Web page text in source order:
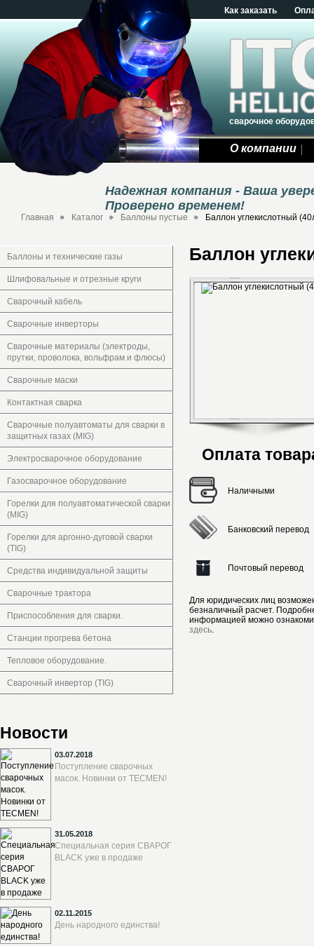
Как заказать
сварочное
О компании
Надежная компания - Ваша
Проверено временем!
Главная Каталог Баллоны пустые Баллон углекислотный
Баллоны и технические газы
Шлифовальные и отрезные круги
Сварочный кабель
Сварочные инверторы
Сварочные материалы (электроды,
прутки, проволока, вольфрам и флюсы)
Сварочные маски
Контактная сварка
Сварочные полуавтоматы для сварки в
защитных газах (MIG)
Электросварочное оборудование
Газосварочное оборудование
Горелки для полуавтоматической сварки
(MIG)
Горелки для аргонно-дуговой сварки
(TIG)
Средства индивидуальной защиты
Сварочные трактора
Приспособления для сварки.
Станции прогрева бетона
Тепловое оборудование.
Сварочный инвертор (TIG)
Новости
03.07.2018
Поступление сварочных
масок. Новинки от TECMEN!
31.05.2018
Специальная серия СВАРОГ
BLACK уже в продаже
02.11.2015
День народного единства!
Баллон
Оплата
Наличными
Банковский перевод
Почтовый перевод
Для юридических лиц
безналичный расчет.
информацией можно
здесь.